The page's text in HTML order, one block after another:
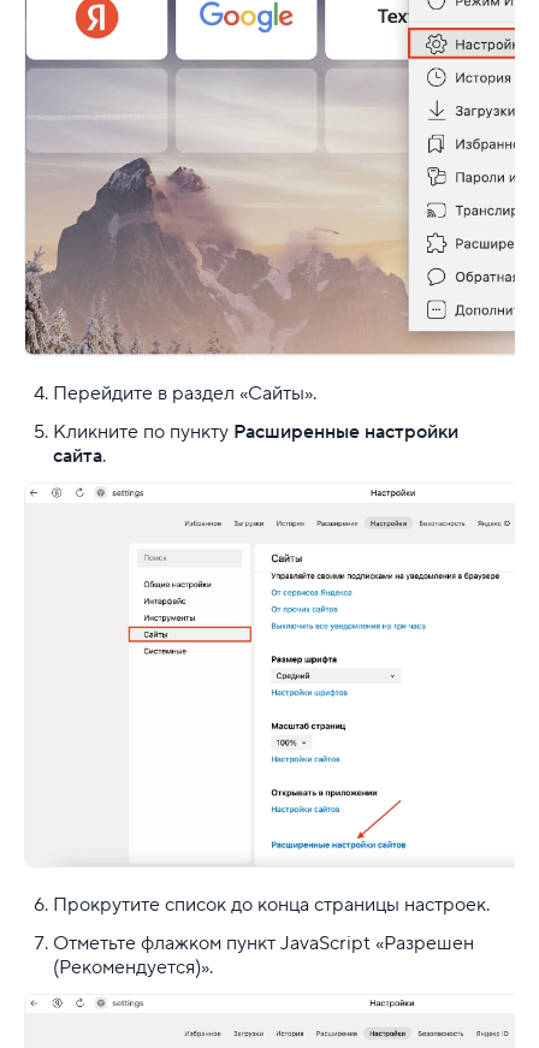
Перейдите в раздел «Сайты».
Кликните по пункту Расширенные настройки
сайта.
Прокрутите список до конца страницы настроек.
Отметьте флажком пункт JavaScript «Разрешен
(Рекомендуется)».